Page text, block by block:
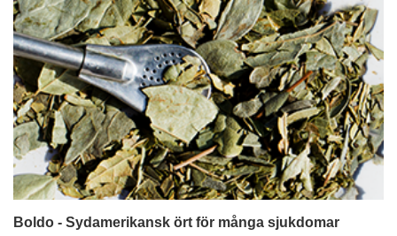
Boldo - Sydamerikansk ört för många sjukdomar